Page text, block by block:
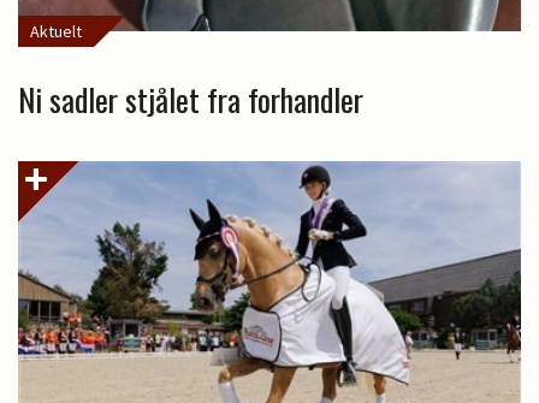
Aktuelt
Ni sadler stjålet fra forhandler